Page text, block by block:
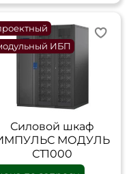
ИБП
Силовой шкаф
МОДУЛЬ
СТ1000